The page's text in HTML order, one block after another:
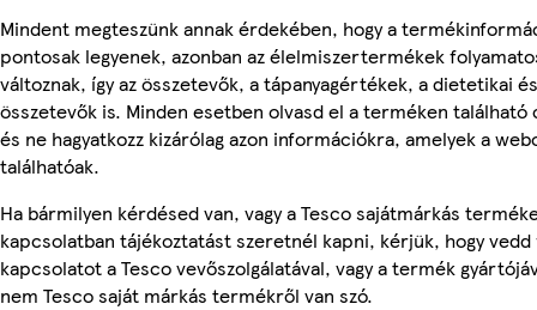
Mindent megteszünk annak érdekében, hogy a
pontosak legyenek, azonban az élelmiszertermékek
változnak, így az összetevők, a tápanyagértékek, a dietetikai
összetevők is. Minden esetben olvasd el a terméken található
és ne hagyatkozz kizárólag azon információkra, amelyek a
találhatóak.
Ha bármilyen kérdésed van, vagy a Tesco sajátmárkás
kapcsolatban tájékoztatást szeretnél kapni, kérjük, hogy vedd
kapcsolatot a Tesco vevőszolgálatával, vagy a termék
nem Tesco saját márkás termékről van szó.